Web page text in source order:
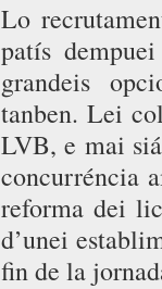
Lo
patís
grandeis
tanben. Lei
LVB, e mai
concurréncia
reforma dei
d’unei
fin de la